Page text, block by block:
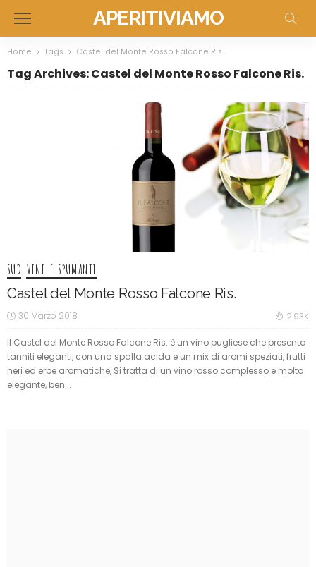
APERITIVIAMO
Home Tags Castel del Monte Rosso Falcone Ris.
Tag Archives: Castel del Monte Rosso Falcone Ris.
SUD VINI E SPUMANTI
Castel del Monte Rosso Falcone Ris.
30 Marzo 2018 2.93K
Il Castel del Monte Rosso Falcone Ris. è un vino pugliese che presenta
tanniti eleganti, con una spalla acida e un mix di aromi speziati, frutti
neri ed erbe aromatiche, Si tratta di un vino rosso complesso e molto
elegante, ben...